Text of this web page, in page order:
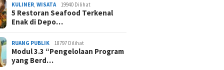
KULINER ,WISATA 19940 Dilihat
5 Restoran Seafood Terkenal
Enak di Depo…
RUANG PUBLIK 18797 Dilihat
Modul 3.3 “Pengelolaan Program
yang Berd…